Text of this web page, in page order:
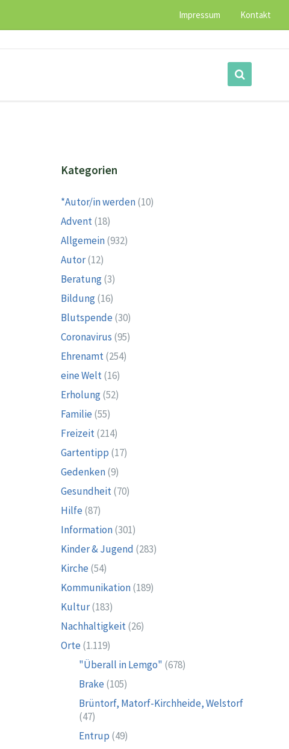
Impressum Kontakt
Kategorien
*Autor/in werden(10)
Advent(18)
Allgemein(932)
Autor(12)
Beratung(3)
Bildung(16)
Blutspende (30)
Coronavirus (95)
Ehrenamt(254)
eine Welt(16)
Erholung(52)
Familie (55)
Freizeit(214)
Gartentipp (17)
Gedenken(9)
Gesundheit(70)
Hilfe (87)
Information(301)
Kinder & Jugend (283)
Kirche (54)
Kommunikation(189)
Kultur(183)
Nachhaltigkeit(26)
Orte (1.119)
"Überall in Lemgo" (678)
Brake (105)
Brüntorf, Matorf-Kirchheide, Welstorf
(47)
Entrup (49)